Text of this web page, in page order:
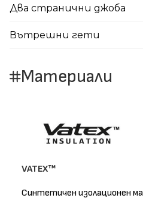
Два странични джоба
Вътрешни гети
Материали
VATEX™
Синтетичен изолационен